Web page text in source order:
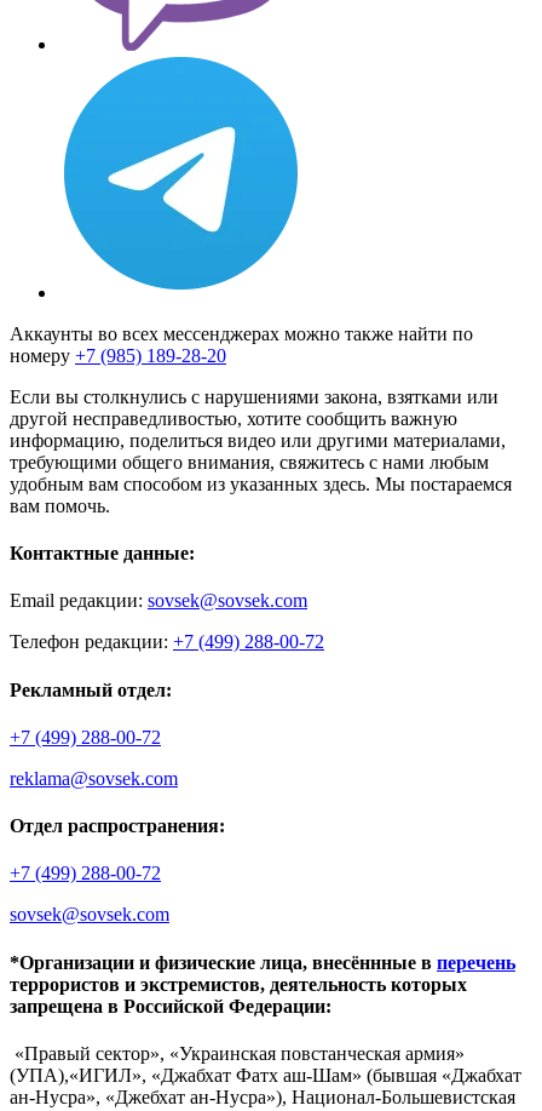
Аккаунты во всех мессенджерах можно также найти по
номеру +7 (985) 189-28-20
Если вы столкнулись с нарушениями закона, взятками или
другой несправедливостью, хотите сообщить важную
информацию, поделиться видео или другими материалами,
требующими общего внимания, свяжитесь с нами любым
удобным вам способом из указанных здесь. Мы постараемся
вам помочь.
Контактные данные:
Email редакции: sovsek@sovsek.com
Телефон редакции: +7 (499) 288-00-72
Рекламный отдел:
+7 (499) 288-00-72
reklama@sovsek.com
Отдел распространения:
+7 (499) 288-00-72
sovsek@sovsek.com
*Организации и физические лица, внесённные в перечень
террористов и экстремистов, деятельность которых
запрещена в Российской Федерации:
«Правый сектор», «Украинская повстанческая армия»
(УПА),«ИГИЛ», «Джабхат Фатх аш-Шам» (бывшая «Джабхат
ан-Нусра», «Джебхат ан-Нусра»), Национал-Большевистская